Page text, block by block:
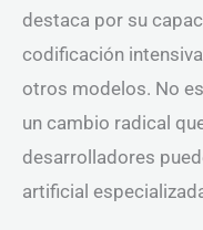
destaca por su
codificación
otros modelos. No
un cambio radical
desarrolladores
artificial